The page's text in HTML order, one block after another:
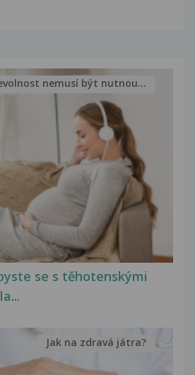
se s těhotenskými
nemusí být nutnou...
Jak na zdravá játra?